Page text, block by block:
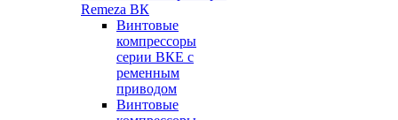
Remeza ВК
Винтовые
компрессоры
серии ВКЕ с
ременным
приводом
Винтовые